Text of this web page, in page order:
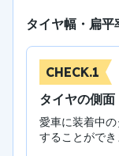
タイヤ幅・扁平
CHECK.1
タイヤの側面
愛車に装着中
することができ